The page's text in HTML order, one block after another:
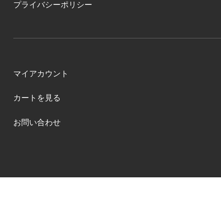
プライバシーポリシー
マイアカウント
カートを見る
お問い合わせ